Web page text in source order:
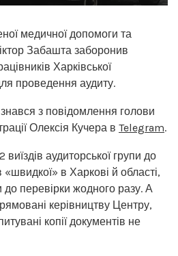
медичної допомоги та
Забашта заборонив
Харківської
проведення аудиту.
з повідомлення голови
Олексія Кучера в Telegram.
аудиторської групи до
«швидкої» в Харкові й області,
до перевірки жодного разу. А
керівництву Центру,
копії документів не